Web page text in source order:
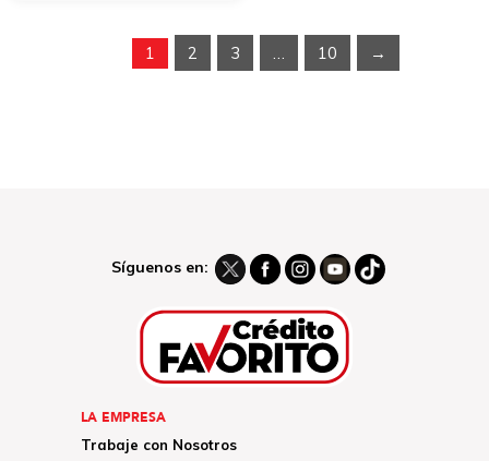
1 2 3 10 →
Síguenos en:
LA EMPRESA
Trabaje con Nosotros